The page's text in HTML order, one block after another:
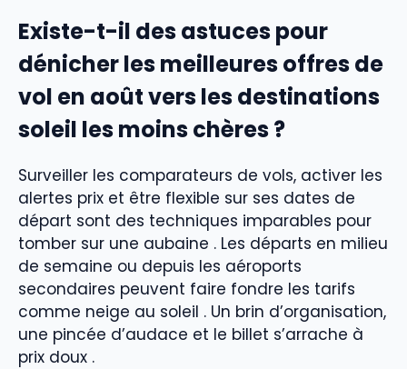
Existe-t-il des astuces pour
dénicher les meilleures offres de
vol en août vers les destinations
soleil les moins chères ?
Surveiller les comparateurs de vols, activer les
alertes prix et être flexible sur ses dates de
départ sont des techniques imparables pour
tomber sur une aubaine . Les départs en milieu
de semaine ou depuis les aéroports
secondaires peuvent faire fondre les tarifs
comme neige au soleil . Un brin d’organisation,
une pincée d’audace et le billet s’arrache à
prix doux .